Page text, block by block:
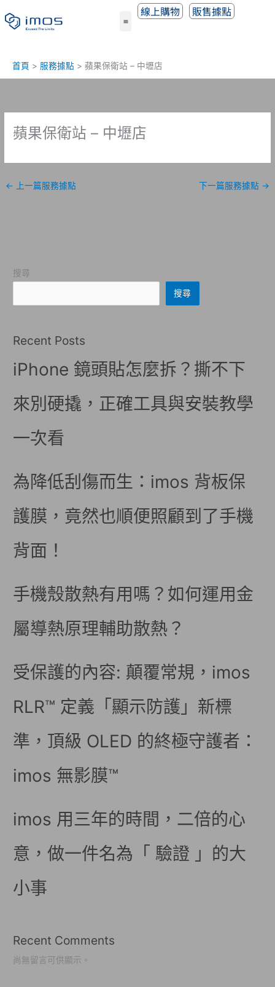
至
線上購物 販售據點
首頁 服務據點 蘋果保衛站 – 中壢店
蘋果保衛站 – 中壢店
← 上一篇服務據點 下一篇服務據點 →
搜尋
搜尋
Recent Posts
iPhone 鏡頭貼怎麼拆？撕不下
來別硬撬，正確工具與安裝教學
一次看
為降低刮傷而生：imos 背板保
護膜，竟然也順便照顧到了手機
背面！
手機殼散熱有用嗎？如何運用金
屬導熱原理輔助散熱？
受保護的內容: 顛覆常規，imos
RLR™ 定義「顯示防護」新標
準，頂級 OLED 的終極守護者：
imos 無影膜™
imos 用三年的時間，二倍的心
意，做一件名為「 驗證 」的大
小事
Recent Comments
尚無留言可供顯示。